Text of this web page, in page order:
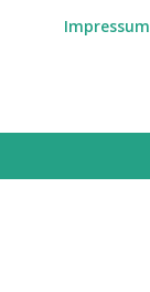
Impressum